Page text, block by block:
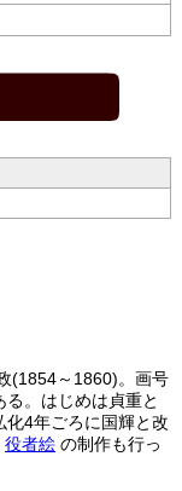
(1854～1860)。画号
。はじめは貞重と
4年ごろに国輝と改
役者絵の制作も行っ